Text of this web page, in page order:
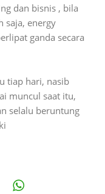
dan bisnis , bila
saja, energy
ganda secara
tiap hari, nasib
muncul saat itu,
selalu beruntung